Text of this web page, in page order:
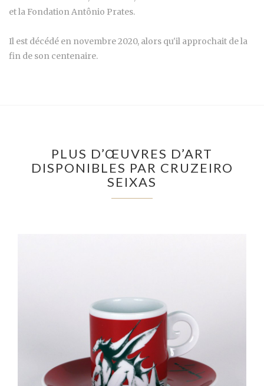
et la Fondation Antônio Prates.
Il est décédé en novembre 2020, alors qu'il approchait de la
fin de son centenaire.
PLUS D’ŒUVRES D’ART
DISPONIBLES PAR CRUZEIRO
SEIXAS